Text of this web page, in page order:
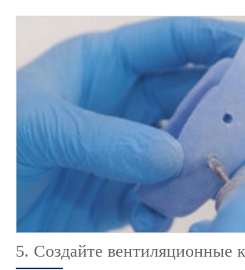
5. Создайте вентиляционные